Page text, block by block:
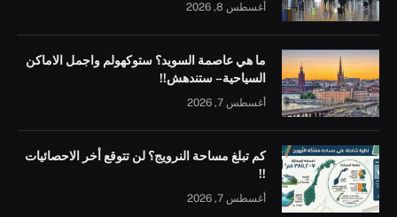
أغسطس 8, 2026
ما هي عاصمة السويد؟ ستوكهولم واجمل الاماكن
السياحية – ستندهش!!
أغسطس 7, 2026
كم تبلغ مساحة النرويج؟ لن تتوقع أخر الاحصائيات
!!
أغسطس 7, 2026